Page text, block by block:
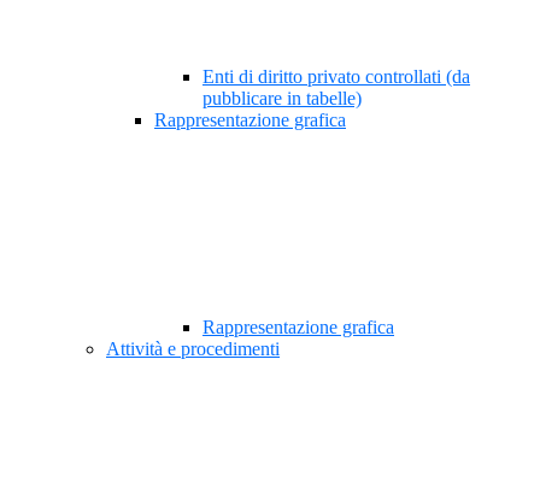
Enti di diritto privato controllati (da
pubblicare in tabelle)
Rappresentazione grafica
Rappresentazione grafica
Attività e procedimenti